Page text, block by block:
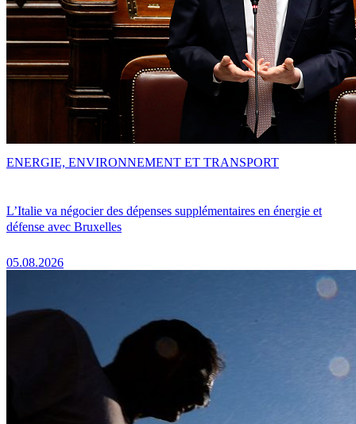
L’Italie va négocier des dépenses supplémentaires en énergie et
défense avec Bruxelles
05.08.2026
ENERGIE, ENVIRONNEMENT ET TRANSPORT